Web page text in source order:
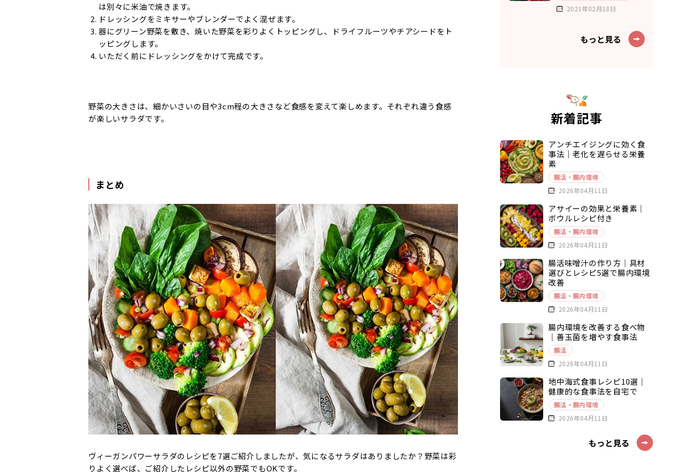
は別々に米油で焼きます。
ドレッシングをミキサーやブレンダーでよく混ぜます。
器にグリーン野菜を敷き、焼いた野菜を彩りよくトッピングし、ドライフルーツやチアシードをト
ッピングします。
いただく前にドレッシングをかけて完成です。
野菜の大きさは、細かいさいの目や3cm程の大きさなど食感を変えて楽しめます。それぞれ違う食感
が楽しいサラダです。
まとめ
ヴィーガンパワーサラダのレシピを7選ご紹介しましたが、気になるサラダはありましたか？野菜は彩
りよく選べば、ご紹介したレシピ以外の野菜でもOKです。
2021年02月18日
もっと見る
新着記事
アンチエイジングに効く食
事法｜老化を遅らせる栄養
素
腸活・腸内環境
2026年04月11日
アサイーの効果と栄養素｜
ボウルレシピ付き
腸活・腸内環境
2026年04月11日
腸活味噌汁の作り方｜具材
選びとレシピ5選で腸内環境
改善
腸活・腸内環境
2026年04月11日
腸内環境を改善する食べ物
｜善玉菌を増やす食事法
腸活
2026年04月11日
地中海式食事レシピ10選｜
健康的な食事法を自宅で
腸活・腸内環境
2026年04月11日
もっと見る